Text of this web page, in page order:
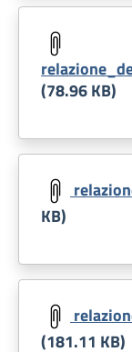
(78.96 KB)
KB)
(181.11 KB)